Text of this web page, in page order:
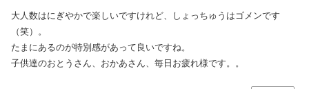
大人数はにぎやかで楽しいですけれど、しょっちゅうはゴメンです
（笑）。
たまにあるのが特別感があって良いですね。
子供達のおとうさん、おかあさん、毎日お疲れ様です。。